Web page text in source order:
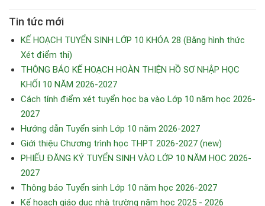
Tin tức mới
KẾ HOẠCH TUYỂN SINH LỚP 10 KHÓA 28 (Bằng hình thức
Xét điểm thi)
THÔNG BÁO KẾ HOẠCH HOÀN THIỆN HỒ SƠ NHẬP HỌC
KHỐI 10 NĂM 2026-2027
Cách tính điểm xét tuyển học bạ vào Lớp 10 năm học 2026-
2027
Hướng dẫn Tuyển sinh Lớp 10 năm 2026-2027
Giới thiệu Chương trình học THPT 2026-2027 (new)
PHIẾU ĐĂNG KÝ TUYỂN SINH VÀO LỚP 10 NĂM HỌC 2026-
2027
Thông báo Tuyển sinh Lớp 10 năm học 2026-2027
Kế hoạch giáo dục nhà trường năm học 2025 - 2026